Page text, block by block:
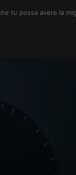
tu possa avere la